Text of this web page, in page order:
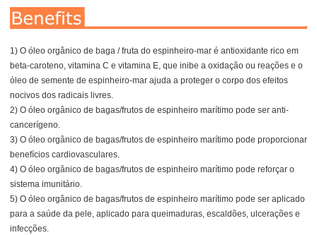
1) O óleo orgânico de baga / fruta do espinheiro-mar é antioxidante rico em
beta-caroteno, vitamina C e vitamina E, que inibe a oxidação ou reações e o
óleo de semente de espinheiro-mar ajuda a proteger o corpo dos efeitos
nocivos dos radicais livres.
2) O óleo orgânico de bagas/frutos de espinheiro marítimo pode ser anti-
cancerígeno.
3) O óleo orgânico de bagas/frutos de espinheiro marítimo pode proporcionar
benefícios cardiovasculares.
4) O óleo orgânico de bagas/frutos de espinheiro marítimo pode reforçar o
sistema imunitário.
5) O óleo orgânico de bagas/frutos de espinheiro marítimo pode ser aplicado
para a saúde da pele, aplicado para queimaduras, escaldões, ulcerações e
infecções.